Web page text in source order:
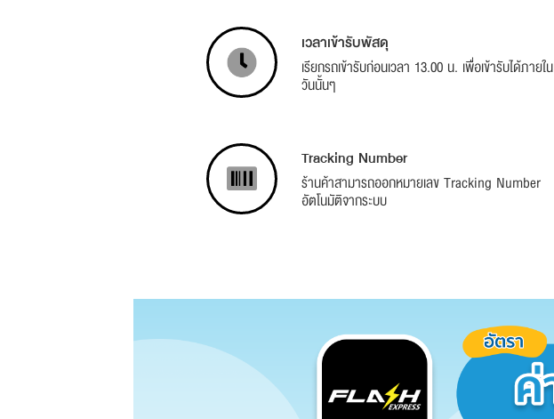
เวลาเข้ารับพัสดุ
เรียกรถเข้ารับก่อนเวลา 13.00 น. เพื่อเข้ารับได้ภายใน
วันนั้นๆ
Tracking Number
ร้านค้าสามารถออกหมายเลข Tracking Number
อัตโนมัติจากระบบ